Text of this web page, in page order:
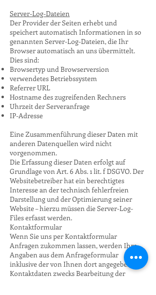
Server-Log-Dateien
Der Provider der Seiten erhebt und
speichert automatisch Informationen in so
genannten Server-Log-Dateien, die Ihr
Browser automatisch an uns übermittelt.
Dies sind:
Browsertyp und Browserversion
verwendetes Betriebssystem
Referrer URL
Hostname des zugreifenden Rechners
Uhrzeit der Serveranfrage
IP-Adresse
Eine Zusammenführung dieser Daten mit
anderen Datenquellen wird nicht
vorgenommen.
Die Erfassung dieser Daten erfolgt auf
Grundlage von Art. 6 Abs. 1 lit. f DSGVO. Der
Websitebetreiber hat ein berechtigtes
Interesse an der technisch fehlerfreien
Darstellung und der Optimierung seiner
Website – hierzu müssen die Server-Log-
Files erfasst werden.
Kontaktformular
Wenn Sie uns per Kontaktformular
Anfragen zukommen lassen, werden Ihre
Angaben aus dem Anfrageformular
inklusive der von Ihnen dort angegebenen
Kontaktdaten zwecks Bearbeitung der